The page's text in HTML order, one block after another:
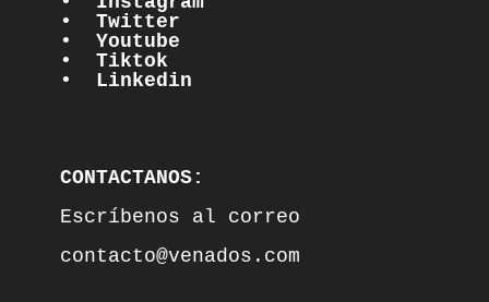
•  Twitter
•  Youtube
•  Tiktok
•  Linkedin
CONTACTANOS:
Escríbenos al correo
contacto@venados.com